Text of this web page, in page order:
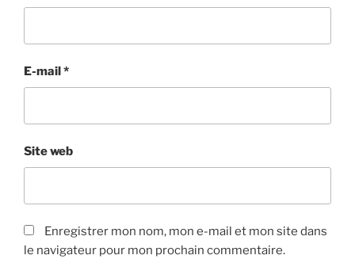
E-mail*
Site web
Enregistrer mon nom, mon e-mail et mon site dans
le navigateur pour mon prochain commentaire.